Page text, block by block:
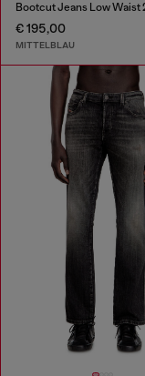
€ 195,00
MITTELBLAU